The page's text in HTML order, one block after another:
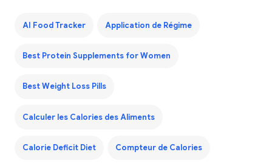
AI Food Tracker Application de Régime
Best Protein Supplements for Women
Best Weight Loss Pills
Calculer les Calories des Aliments
Calorie Deficit Diet Compteur de Calories